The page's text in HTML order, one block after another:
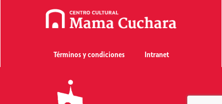
Términos y condiciones Intranet